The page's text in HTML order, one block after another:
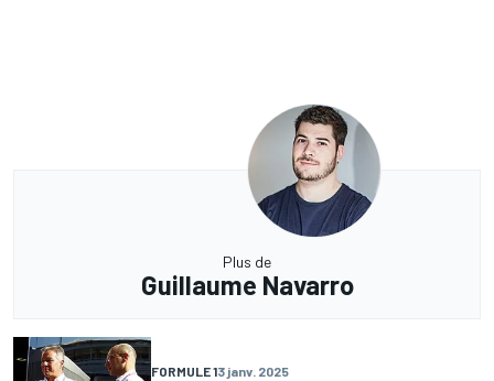
Plus de
Guillaume Navarro
FORMULE 13 janv. 2025